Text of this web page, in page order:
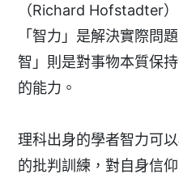
（Richard Hofstadter
「智力」是解決實際問
智」則是對事物本質保
的能力。
理科出身的學者智力可
的批判訓練，對自身信